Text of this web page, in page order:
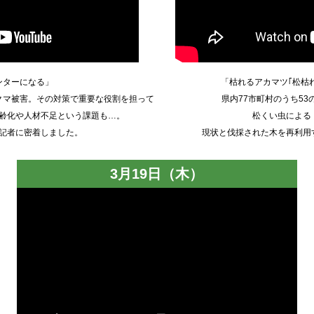
ーになる」
被害。その対策で重要な役割を担って
化や人材不足という課題も…。
者に密着しました。
「枯れるアカマツ｢松
県内77市町村のうち53
松くい虫によ
現状と伐採された木を再利
3月19日（木）